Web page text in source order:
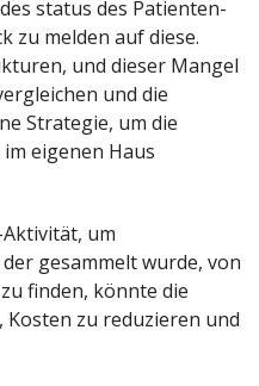
status des Patienten-
zu melden auf diese.
und dieser Mangel
und die
Strategie, um die
eigenen Haus
um
gesammelt wurde, von
finden, könnte die
zu reduzieren und